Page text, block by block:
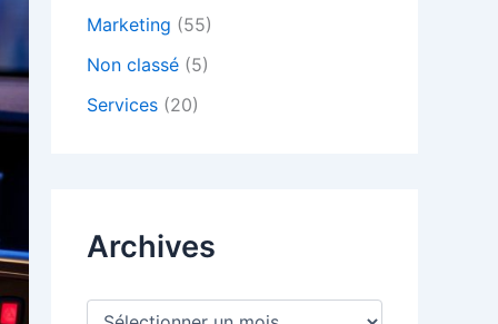
Marketing (55)
Non classé (5)
Services (20)
Archives
A